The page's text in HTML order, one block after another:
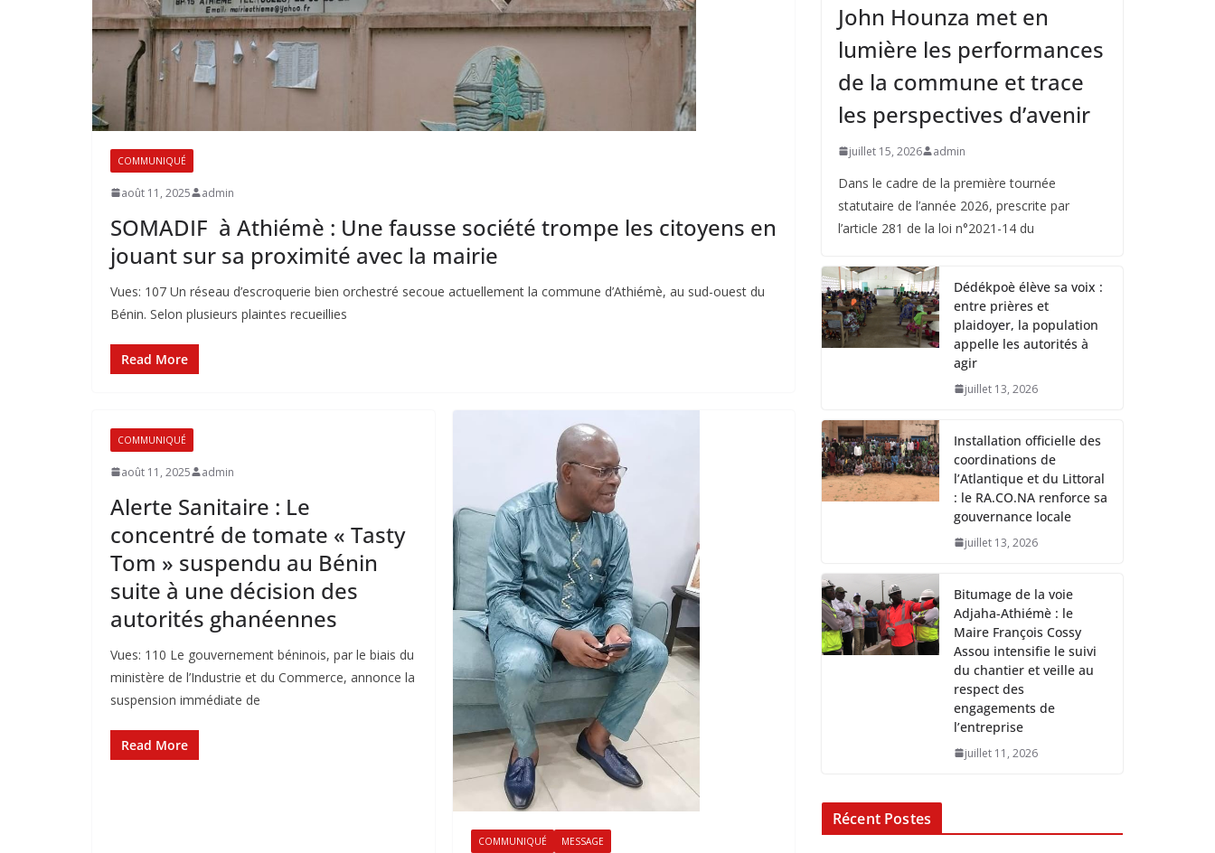
COMMUNIQUÉ
août 11, 2025 admin
SOMADIF à Athiémè : Une fausse société trompe les citoyens en
jouant sur sa proximité avec la mairie
Vues: 107 Un réseau d’escroquerie bien orchestré secoue actuellement la commune d’Athiémè, au sud-ouest du
Bénin. Selon plusieurs plaintes recueillies
Read More
COMMUNIQUÉ
août 11, 2025 admin
Alerte Sanitaire : Le
concentré de tomate « Tasty
Tom » suspendu au Bénin
suite à une décision des
autorités ghanéennes
Vues: 110 Le gouvernement béninois, par le biais du
ministère de l’Industrie et du Commerce, annonce la
suspension immédiate de
Read More
COMMUNIQUÉ MESSAGE
John Hounza met en
lumière les performances
de la commune et trace
les perspectives d’avenir
juillet 15, 2026 admin
Dans le cadre de la première tournée
statutaire de l’année 2026, prescrite par
l’article 281 de la loi n°2021-14 du
Dédékpoè élève sa voix :
entre prières et
plaidoyer, la population
appelle les autorités à
agir
juillet 13, 2026
Installation officielle des
coordinations de
l’Atlantique et du Littoral
: le RA.CO.NA renforce sa
gouvernance locale
juillet 13, 2026
Bitumage de la voie
Adjaha-Athiémè : le
Maire François Cossy
Assou intensifie le suivi
du chantier et veille au
respect des
engagements de
l’entreprise
juillet 11, 2026
Récent Postes